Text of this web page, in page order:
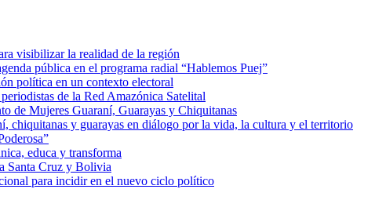
visibilizar la realidad de la región
pública en el programa radial “Hablemos Puej”
política en un contexto electoral
de la Red Amazónica Satelital
de Mujeres Guaraní, Guarayas y Chiquitanas
chiquitanas y guarayas en diálogo por la vida, la cultura y el territorio
educa y transforma
Santa Cruz y Bolivia
para incidir en el nuevo ciclo político